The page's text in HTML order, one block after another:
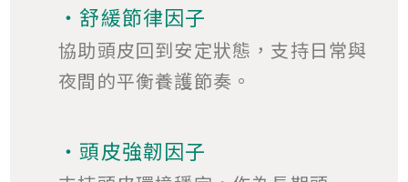
・舒緩節律因子
協助頭皮回到安定狀態，支持日常與
夜間的平衡養護節奏。
・頭皮強韌因子